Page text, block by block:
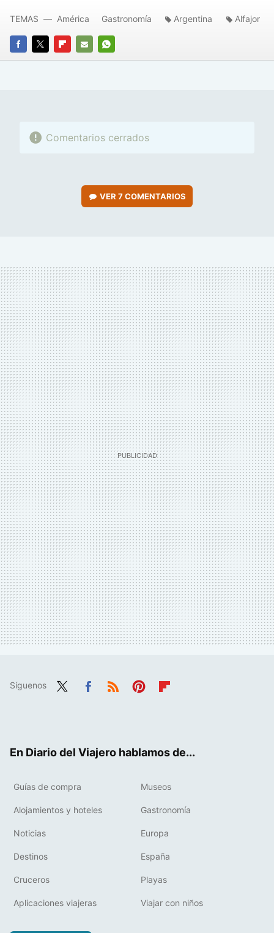
FACEBOOK
TWITTERFLIPBOARD
E-
WHATSAPP
TEMAS América Gastronomía Argentina Alfajor
Comentarios cerrados
VER7 COMENTARIOS
Síguenos
En Diario del Viajero hablamos de...
Guías de compra Museos
Alojamientos y hoteles Gastronomía
Noticias Europa
Destinos España
Cruceros Playas
Aplicaciones viajeras Viajar con niños